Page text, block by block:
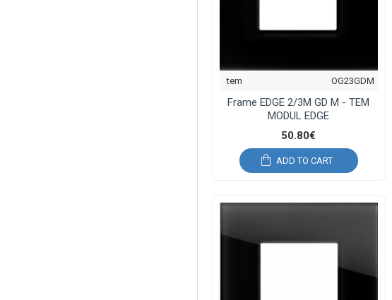
tem OG23GDM
Frame EDGE 2/3M GD M - TEM
MODUL EDGE
50.80€
ADD TO CART